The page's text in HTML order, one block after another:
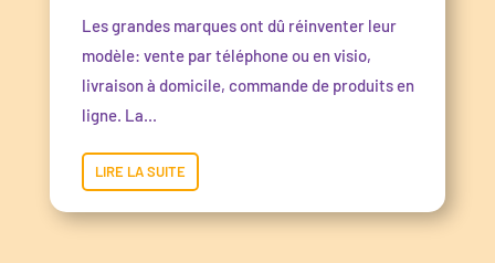
Les grandes marques ont dû réinventer leur
modèle: vente par téléphone ou en visio,
livraison à domicile, commande de produits en
ligne. La...
LIRE LA SUITE